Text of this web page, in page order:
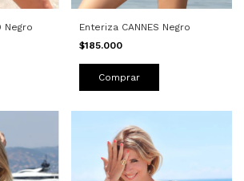
Negro
Enteriza CANNES Negro
$185.000
Comprar